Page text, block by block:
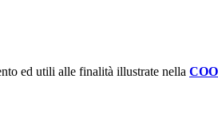
ed utili alle finalità illustrate nella